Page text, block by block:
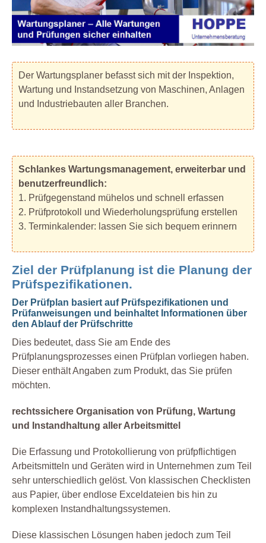
Der Wartungsplaner befasst sich mit der Inspektion,
Wartung und Instandsetzung von Maschinen, Anlagen
und Industriebauten aller Branchen.
Schlankes Wartungsmanagement, erweiterbar und
benutzerfreundlich:
1. Prüfgegenstand mühelos und schnell erfassen
2. Prüfprotokoll und Wiederholungsprüfung erstellen
3. Terminkalender: lassen Sie sich bequem erinnern
Ziel der Prüfplanung ist die Planung der
Prüfspezifikationen.
Der Prüfplan basiert auf Prüfspezifikationen und
Prüfanweisungen und beinhaltet Informationen über
den Ablauf der Prüfschritte
Dies bedeutet, dass Sie am Ende des
Prüfplanungsprozesses einen Prüfplan vorliegen haben.
Dieser enthält Angaben zum Produkt, das Sie prüfen
möchten.
rechtssichere Organisation von Prüfung, Wartung
und Instandhaltung aller Arbeitsmittel
Die Erfassung und Protokollierung von prüfpflichtigen
Arbeitsmitteln und Geräten wird in Unternehmen zum Teil
sehr unterschiedlich gelöst. Von klassischen Checklisten
aus Papier, über endlose Exceldateien bis hin zu
komplexen Instandhaltungssystemen.
Diese klassischen Lösungen haben jedoch zum Teil